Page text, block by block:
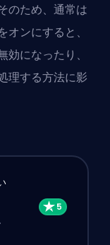
のため、通常は
ンにすると、
になったり、
理する方法に影